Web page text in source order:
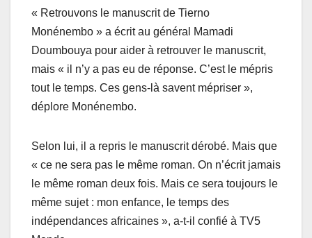
« Retrouvons le manuscrit de Tierno
Monénembo » a écrit au général Mamadi
Doumbouya pour aider à retrouver le manuscrit,
mais « il n’y a pas eu de réponse. C’est le mépris
tout le temps. Ces gens-là savent mépriser »,
déplore Monénembo.
Selon lui, il a repris le manuscrit dérobé. Mais que
« ce ne sera pas le même roman. On n’écrit jamais
le même roman deux fois. Mais ce sera toujours le
même sujet : mon enfance, le temps des
indépendances africaines », a-t-il confié à TV5